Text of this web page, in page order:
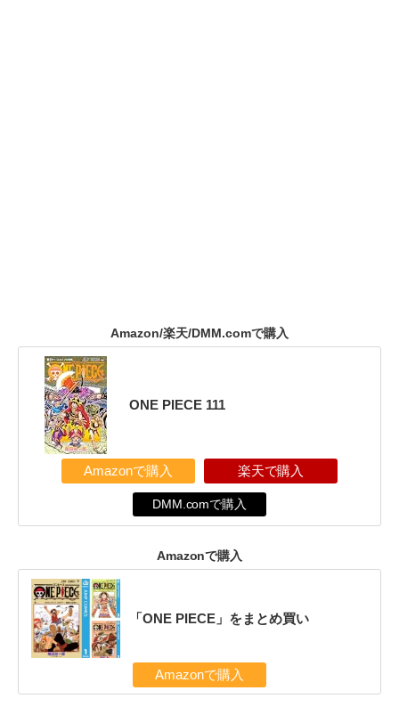
Amazon/楽天/DMM.comで購入
ONE PIECE 111
Amazonで購入 楽天で購入
DMM.comで購入
Amazonで購入
「ONE PIECE」をまとめ買い
Amazonで購入